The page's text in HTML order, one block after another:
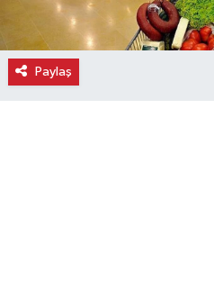
Paylaş
İlçe Haberleri